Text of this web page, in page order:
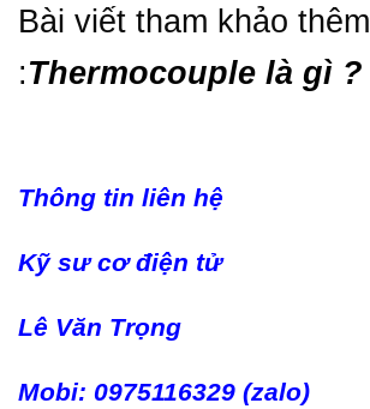
Bài viết tham khảo thêm
:Thermocouple là gì ?
Thông tin liên hệ
Kỹ sư cơ điện tử
Lê Văn Trọng
Mobi: 0975116329 (zalo)